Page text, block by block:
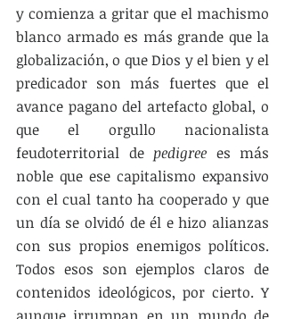
y comienza a gritar que el machismo
blanco armado es más grande que la
globalización, o que Dios y el bien y el
predicador son más fuertes que el
avance pagano del artefacto global, o
que el orgullo nacionalista
feudoterritorial de pedigree es más
noble que ese capitalismo expansivo
con el cual tanto ha cooperado y que
un día se olvidó de él e hizo alianzas
con sus propios enemigos políticos.
Todos esos son ejemplos claros de
contenidos ideológicos, por cierto. Y